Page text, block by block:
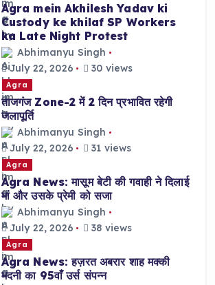
Agra mein Akhilesh Yadav ki
Custody ke khilaf SP Workers
ka Late Night Protest
Abhimanyu Singh
July 22, 2026
30 views
Agra
ताजगंज Zone-2 में 2 दिन प्रभावित रहेगी
जलापूर्ति
Abhimanyu Singh
July 22, 2026
31 views
Agra
Agra News: मासूम बेटी की गवाही ने दिलाई
मां और उसके प्रेमी को सजा
Abhimanyu Singh
July 22, 2026
38 views
Agra
Agra News: हज़रत अबरार शाह मक्की
मदनी का 95वाँ उर्स संपन्न